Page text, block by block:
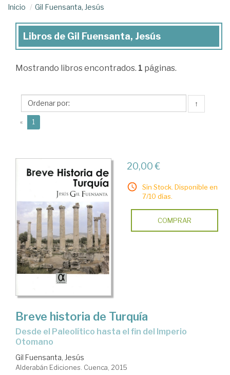
Inicio Gil Fuensanta, Jesús
Libros
Gil
Jesús
Libros de Gil Fuensanta, Jesús
Mostrando libros encontrados. 1 páginas.
↑
« 1
20,00 €
Sin Stock. Disponible en
7/10 días.
COMPRAR
Breve historia de Turquía
desde el Paleolítico hasta el fin del Imperio
Otomano
Gil Fuensanta, Jesús
Alderabán Ediciones. Cuenca, 2015